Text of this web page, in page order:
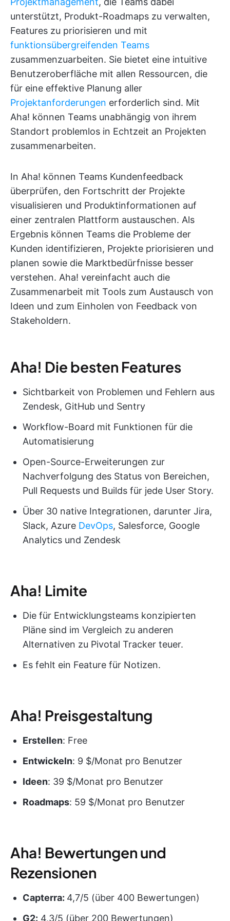
unterstützt, Produkt-Roadmaps zu verwalten,
Features zu priorisieren und mit
funktionsübergreifenden Teams
zusammenzuarbeiten. Sie bietet eine intuitive
Benutzeroberfläche mit allen Ressourcen, die
für eine effektive Planung aller
Projektanforderungen erforderlich sind. Mit
Aha! können Teams unabhängig von ihrem
Standort problemlos in Echtzeit an Projekten
zusammenarbeiten.
In Aha! können Teams Kundenfeedback
überprüfen, den Fortschritt der Projekte
visualisieren und Produktinformationen auf
einer zentralen Plattform austauschen. Als
Ergebnis können Teams die Probleme der
Kunden identifizieren, Projekte priorisieren und
planen sowie die Marktbedürfnisse besser
verstehen. Aha! vereinfacht auch die
Zusammenarbeit mit Tools zum Austausch von
Ideen und zum Einholen von Feedback von
Stakeholdern.
Aha! Die besten Features
Sichtbarkeit von Problemen und Fehlern aus
Zendesk, GitHub und Sentry
Workflow-Board mit Funktionen für die
Automatisierung
Open-Source-Erweiterungen zur
Nachverfolgung des Status von Bereichen,
Pull Requests und Builds für jede User Story.
Über 30 native Integrationen, darunter Jira,
Slack, Azure DevOps, Salesforce, Google
Analytics und Zendesk
Aha! Limite
Die für Entwicklungsteams konzipierten
Pläne sind im Vergleich zu anderen
Alternativen zu Pivotal Tracker teuer.
Es fehlt ein Feature für Notizen.
Aha! Preisgestaltung
Erstellen: Free
Entwickeln: 9 $/Monat pro Benutzer
Ideen: 39 $/Monat pro Benutzer
Roadmaps: 59 $/Monat pro Benutzer
Aha! Bewertungen und
Rezensionen
Capterra: 4,7/5 (über 400 Bewertungen)
G2: 4,3/5 (über 200 Bewertungen)